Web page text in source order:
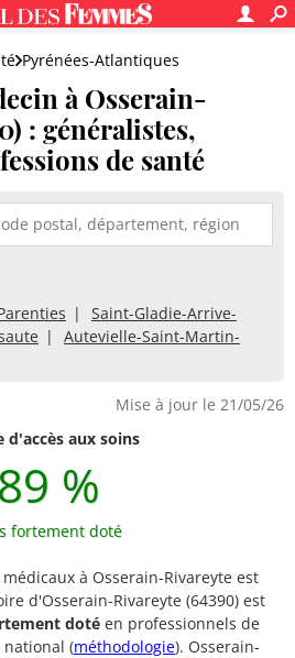
Pyrénées-Atlantiques
à Osserain-
: généralistes,
de santé
Saint-Gladie-Arrive-
Autevielle-Saint-Martin-
Mise à jour le 21/05/26
d'accès aux soins
89 %
fortement doté
médicaux à Osserain-Rivareyte est
d'Osserain-Rivareyte (64390) est
doté en professionnels de
national (méthodologie). Osserain-